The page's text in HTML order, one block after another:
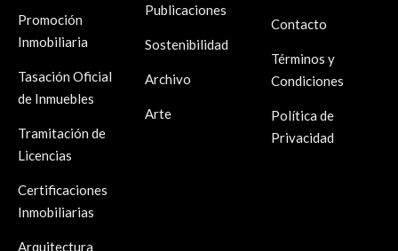
Promoción
Inmobiliaria
Tasación Oficial
de Inmuebles
Tramitación de
Licencias
Certificaciones
Inmobiliarias
Arquitectura
Publicaciones
Sostenibilidad
Archivo
Arte
Contacto
Términos y
Condiciones
Política de
Privacidad